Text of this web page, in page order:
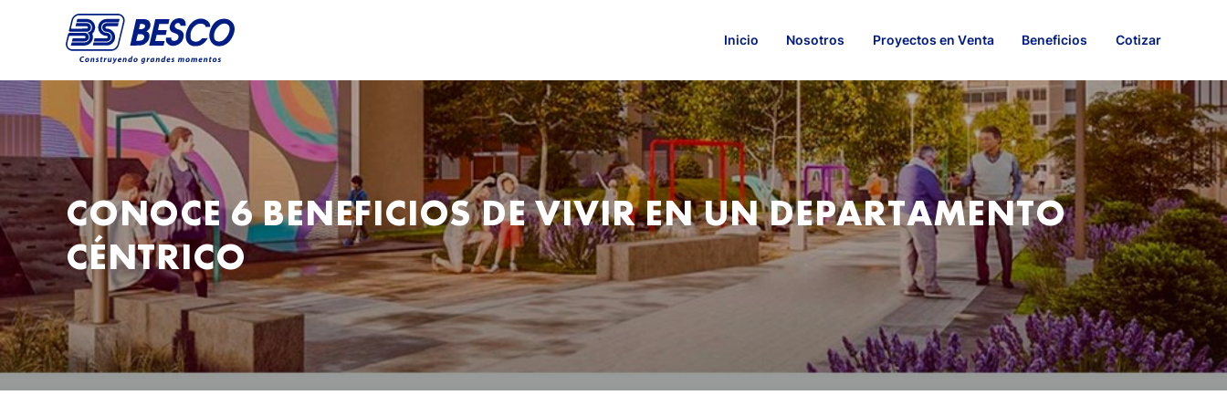
Inicio Nosotros Proyectos en Venta Beneficios Cotizar
CONOCE 6 BENEFICIOS DE VIVIR EN UN DEPARTAMENTO
CÉNTRICO